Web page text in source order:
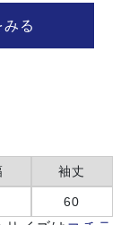
る
袖丈
60